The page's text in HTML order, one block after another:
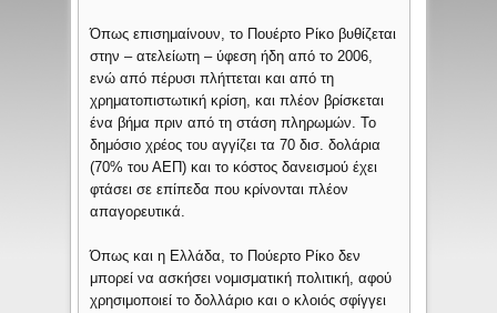
Όπως επισημαίνουν, το Πουέρτο Ρίκο βυθίζεται
στην – ατελείωτη – ύφεση ήδη από το 2006,
ενώ από πέρυσι πλήττεται και από τη
χρηματοπιστωτική κρίση, και πλέον βρίσκεται
ένα βήμα πριν από τη στάση πληρωμών. Το
δημόσιο χρέος του αγγίζει τα 70 δισ. δολάρια
(70% του ΑΕΠ) και το κόστος δανεισμού έχει
φτάσει σε επίπεδα που κρίνονται πλέον
απαγορευτικά.
Όπως και η Ελλάδα, το Πούερτο Ρίκο δεν
μπορεί να ασκήσει νομισματική πολιτική, αφού
χρησιμοποιεί το δολλάριο και ο κλοιός σφίγγει